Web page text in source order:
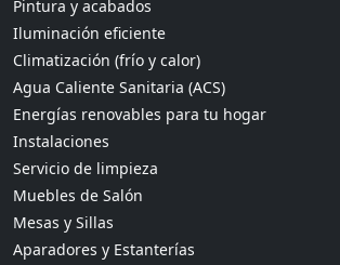
Pintura y acabados
Iluminación eficiente
Climatización (frío y calor)
Agua Caliente Sanitaria (ACS)
Energías renovables para tu hogar
Instalaciones
Servicio de limpieza
Muebles de Salón
Mesas y Sillas
Aparadores y Estanterías